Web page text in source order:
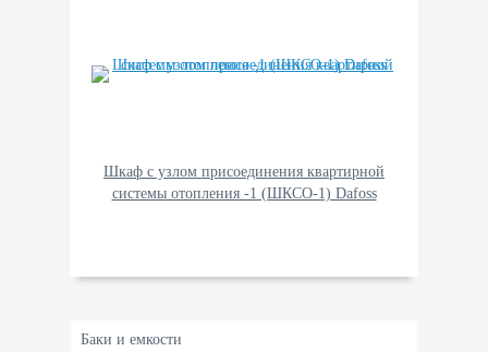
Шкаф с узлом присоединения квартирной
системы отопления -1 (ШКСО-1) Dafoss
Баки и емкости